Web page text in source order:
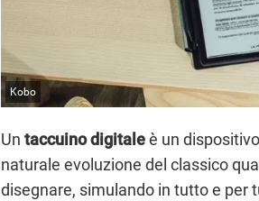
Kobo
Un taccuinodigitaleè un
naturale evoluzione del classico
disegnare, simulando in tutto e per